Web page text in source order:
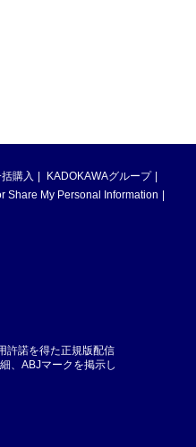
購入
KADOKAWAグループ
Share My Personal Information
許諾を得た正規版配信
、ABJマークを掲示し